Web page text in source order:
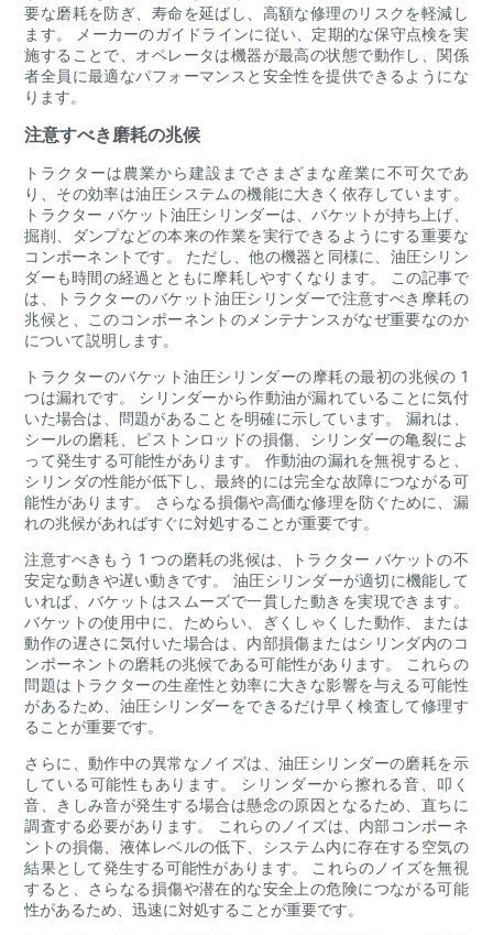
要な磨耗を防ぎ、寿命を延ばし、高額な修理のリスクを軽減し
ます。 メーカーのガイドラインに従い、定期的な保守点検を実
施することで、オペレータは機器が最高の状態で動作し、関係
者全員に最適なパフォーマンスと安全性を提供できるようにな
ります。
注意すべき磨耗の兆候
トラクターは農業から建設までさまざまな産業に不可欠であ
り、その効率は油圧システムの機能に大きく依存しています。
トラクター バケット油圧シリンダーは、バケットが持ち上げ、
掘削、ダンプなどの本来の作業を実行できるようにする重要な
コンポーネントです。 ただし、他の機器と同様に、油圧シリン
ダーも時間の経過とともに摩耗しやすくなります。 この記事で
は、トラクターのバケット油圧シリンダーで注意すべき摩耗の
兆候と、このコンポーネントのメンテナンスがなぜ重要なのか
について説明します。
トラクターのバケット油圧シリンダーの摩耗の最初の兆候の 1
つは漏れです。 シリンダーから作動油が漏れていることに気付
いた場合は、問題があることを明確に示しています。 漏れは、
シールの磨耗、ピストンロッドの損傷、シリンダーの亀裂によ
って発生する可能性があります。 作動油の漏れを無視すると、
シリンダの性能が低下し、最終的には完全な故障につながる可
能性があります。 さらなる損傷や高価な修理を防ぐために、漏
れの兆候があればすぐに対処することが重要です。
注意すべきもう 1 つの磨耗の兆候は、トラクター バケットの不
安定な動きや遅い動きです。 油圧シリンダーが適切に機能して
いれば、バケットはスムーズで一貫した動きを実現できます。
バケットの使用中に、ためらい、ぎくしゃくした動作、または
動作の遅さに気付いた場合は、内部損傷またはシリンダ内のコ
ンポーネントの磨耗の兆候である可能性があります。 これらの
問題はトラクターの生産性と効率に大きな影響を与える可能性
があるため、油圧シリンダーをできるだけ早く検査して修理す
ることが重要です。
さらに、動作中の異常なノイズは、油圧シリンダーの磨耗を示
している可能性もあります。 シリンダーから擦れる音、叩く
音、きしみ音が発生する場合は懸念の原因となるため、直ちに
調査する必要があります。 これらのノイズは、内部コンポーネ
ントの損傷、液体レベルの低下、システム内に存在する空気の
結果として発生する可能性があります。 これらのノイズを無視
すると、さらなる損傷や潜在的な安全上の危険につながる可能
性があるため、迅速に対処することが重要です。